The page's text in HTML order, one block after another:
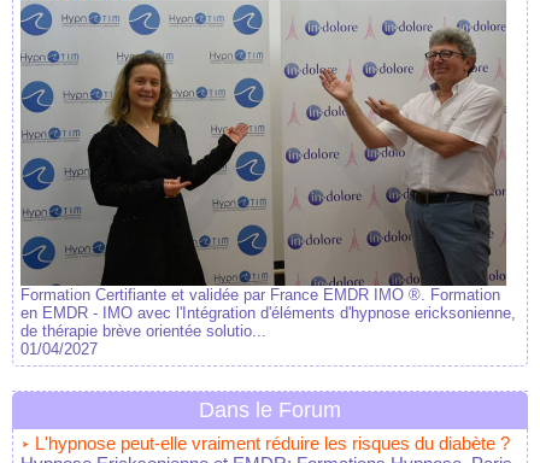
Formation Certifiante et validée par France EMDR IMO ®. Formation
en EMDR - IMO avec l'Intégration d'éléments d'hypnose ericksonienne,
de thérapie brève orientée solutio...
01/04/2027
Dans le Forum
L'hypnose peut-elle vraiment réduire les risques du diabète ?